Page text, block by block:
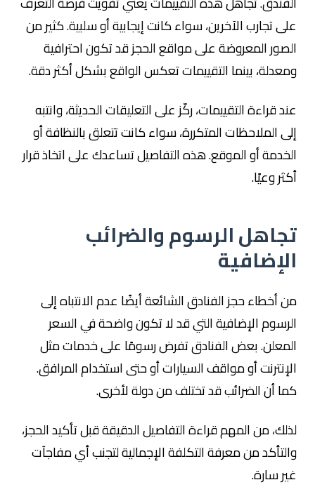
على تجارب الآخرين، سواء كانت إيجابية أو سلبية. كثير من
الصور المعروضة على مواقع الحجز قد تكون احترافية
ومعدلة، بينما التقييمات تعكس الواقع بشكل أكثر دقة.
عند قراءة التقييمات، ركّز على التعليقات الحديثة، وانتبه
إلى الملاحظات المتكررة، سواء كانت تتعلق بالنظافة أو
الخدمة أو الموقع. هذه التفاصيل تساعدك على اتخاذ قرار
أكثر وعيًا.
تجاهل الرسوم والضرائب
الإضافية
من أخطاء حجز الفنادق الشائعة أيضًا عدم الانتباه إلى
الرسوم الإضافية التي قد لا تكون واضحة في السعر
المعلن. بعض الفنادق تفرض رسومًا على خدمات مثل
الإنترنت أو مواقف السيارات أو حتى استخدام المرافق.
كما أن الضرائب قد تختلف من دولة لأخرى.
لذلك، من المهم قراءة التفاصيل الدقيقة قبل تأكيد الحجز،
والتأكد من معرفة التكلفة الإجمالية لتجنب أي مفاجآت
غير سارة.